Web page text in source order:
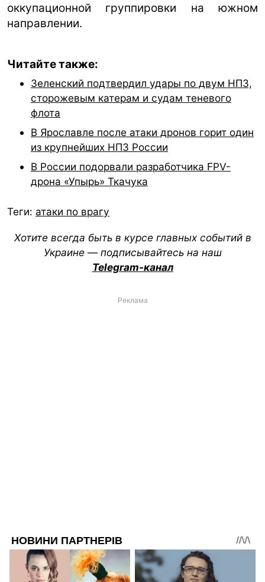
оккупационной группировки на южном
направлении.
Читайте также:
Зеленский подтвердил удары по двум НПЗ,
сторожевым катерам и судам теневого
флота
В Ярославле после атаки дронов горит один
из крупнейших НПЗ России
В России подорвали разработчика FPV-
дрона «Упырь» Ткачука
Теги: атаки по врагу
Хотите всегда быть в курсе главных событий в
Украине — подписывайтесь на наш
Telegram-канал
Реклама